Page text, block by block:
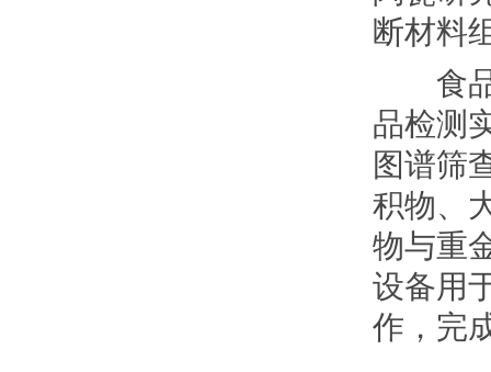
断材料
食品
品检测
图谱筛
积物、
物与重
设备用
作，完